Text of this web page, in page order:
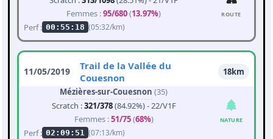
Femmes :95/680(13.97%)
Perf : 00:55:18 (05:32/km)
ROUTE
11/05/2019
Trail de la Vallée du
Couesnon
18km
Mézières-sur-Couesnon (35)
Scratch :321/378(84.92%) - 22/V1F
Femmes :51/75(68%)
Perf : 02:09:51 (07:13/km)
NATURE